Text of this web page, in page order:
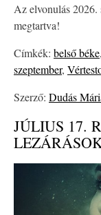
Az elvonulás 2026.
megtartva!
Címkék: belső béke,
szeptember,
Szerző: Dudás
JÚLIUS 17.